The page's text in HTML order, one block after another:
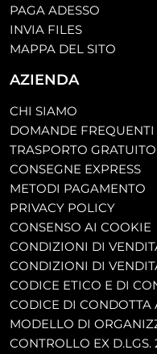
PAGA ADESSO
INVIA FILES
MAPPA DEL SITO
AZIENDA
CHI SIAMO
DOMANDE FREQUENTI
TRASPORTO GRATUITO
CONSEGNE EXPRESS
METODI PAGAMENTO
PRIVACY POLICY
CONSENSO AI COOKIE
CONDIZIONI DI
CONDIZIONI DI
CODICE ETICO E DI
CODICE DI CONDOTTA
MODELLO DI
CONTROLLO EX D.LGS.